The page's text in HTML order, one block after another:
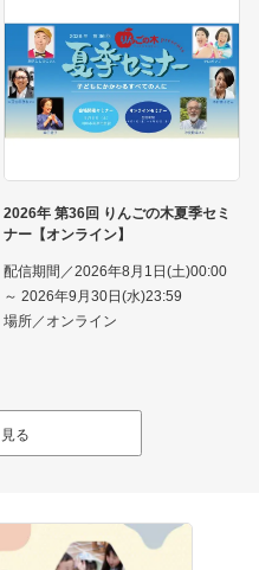
2026年 第36回 りんごの木夏季セミ
ナー【オンライン】
配信期間／2026年8月1日(土)00:00
～ 2026年9月30日(水)23:59
場所／オンライン
る